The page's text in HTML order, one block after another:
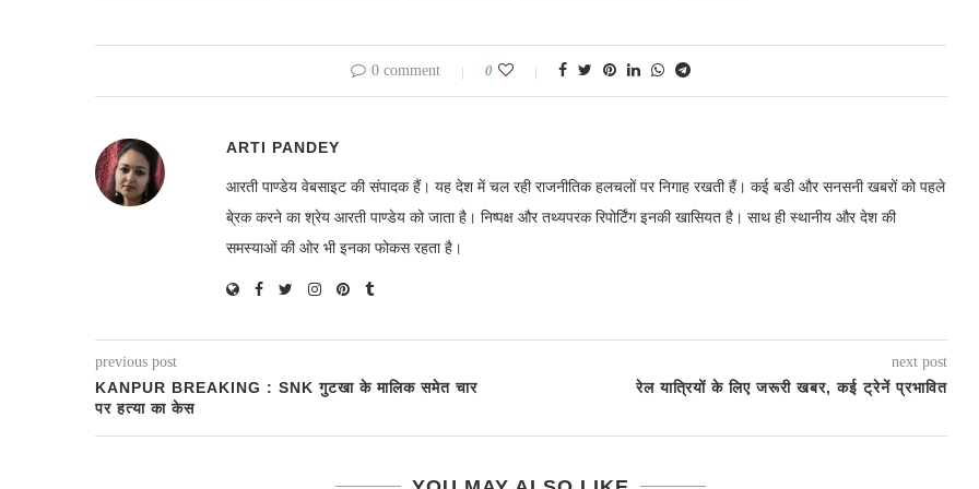
0 comment 0
ARTI PANDEY
आरती पाण्डेय वेबसाइट की संपादक हैं। यह देश में चल रही राजनीतिक हलचलों पर निगाह रखती हैं। कई बडी और सनसनी खबरों को पहले
बे्रक करने का श्रेय आरती पाण्डेय को जाता है। निष्पक्ष और तथ्यपरक रिपोर्टिंग इनकी खासियत है। साथ ही स्थानीय और देश की
समस्याओं की ओर भी इनका फोकस रहता है।
previous post
KANPUR BREAKING : SNK गुटखा के मालिक समेत चार
पर हत्या का केस
next post
रेल यात्रियों के लिए जरूरी खबर, कई ट्रेनें प्रभावित